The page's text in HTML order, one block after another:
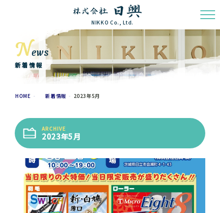
NIKKO Co., Ltd.
News
新着情報
HOME 新着情報 2023年5月
ARCHIVE
2023年5月